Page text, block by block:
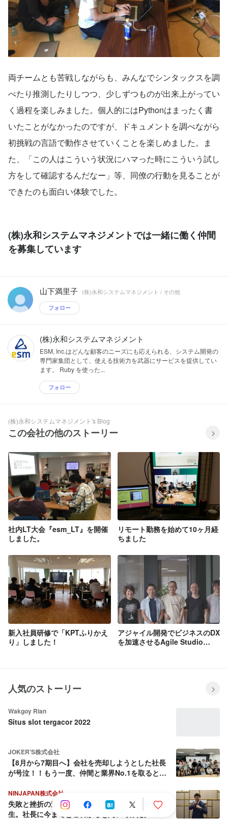
両チームとも苦戦しながらも、みんなでシンタックスを調
べたり推測したりしつつ、少しずつものが出来上がってい
く過程を楽しみました。個人的にはPythonはまったく書
いたことがなかったのですが、ドキュメントを調べながら
初挑戦の言語で動作させていくことを楽しめました。ま
た、「この人はこういう状況にハマった時にこういう試し
方をして確認するんだなー」等、同僚の行動を見ることが
できたのも面白い体験でした。
(株)永和システムマネジメントでは一緒に働く仲間
を募集しています
山下満里子 (株)永和システムマネジメント / その他
フォロー
(株)永和システムマネジメント
ESM, Inc.はどんな顧客のニーズにも応えられる、システム開発の
専門家集団として、使える技術力を武器にサービスを提供してい
ます。 Ruby を使った...
フォロー
(株)永和システムマネジメント's Blog
この会社の他のストーリー
社内LT大会『esm_LT』を開催
しました。
リモート勤務を始めて10ヶ月経
ちました
新入社員研修で「KPTふりかえ
り」しました！
アジャイル開発でビジネスのDX
を加速させるAgile Studio
人気のストーリー
Wakgoy Rian
Situs slot tergacor 2022
JOKER'S株式会社
【8月から7期目へ】会社を売却しようとした社長
が号泣！！もう一度、仲間と業界No.1を取ると決
NINJAPAN株式会社
失敗と挫折の連続から這い上がり続ける壮絶な人
生。社長に今までとこれからを聞いてみた。